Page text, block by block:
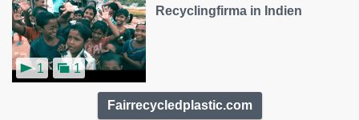
1 1
Recyclingfirma in Indien
Fairrecycledplastic.com